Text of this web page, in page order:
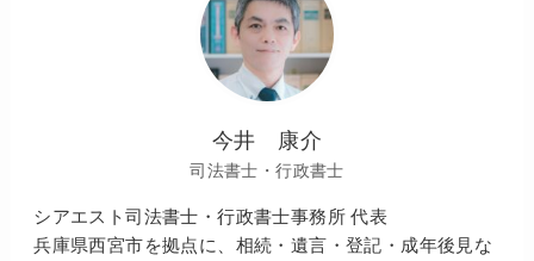
今井 康介
司法書士・行政書士
シアエスト司法書士・行政書士事務所 代表
兵庫県西宮市を拠点に、相続・遺言・登記・成年後見な